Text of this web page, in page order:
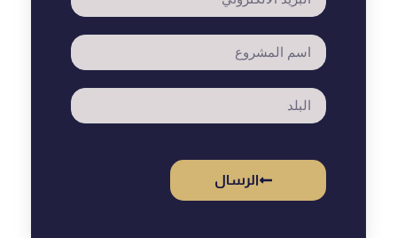
الرسال